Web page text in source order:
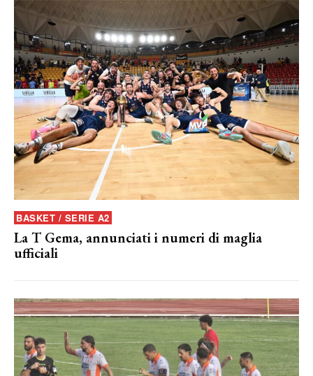
BASKET / SERIE A2
La T Gema, annunciati i numeri di maglia
ufficiali